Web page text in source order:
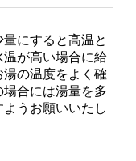
にすると高温と
が高い場合に給
の温度をよく確
合には湯量を多
うお願いいたし